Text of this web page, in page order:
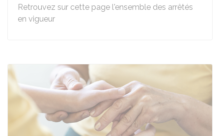
Retrouvez sur cette page l'ensemble des arrêtés
en vigueur